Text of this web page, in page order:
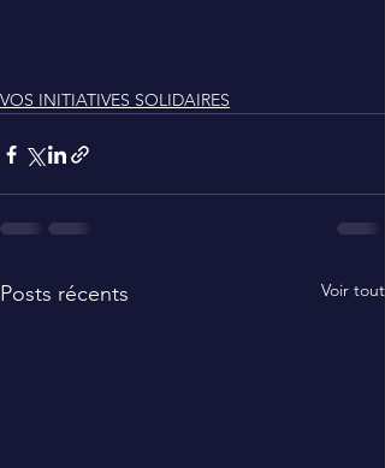
VOS INITIATIVES SOLIDAIRES
Posts récents Voir tout